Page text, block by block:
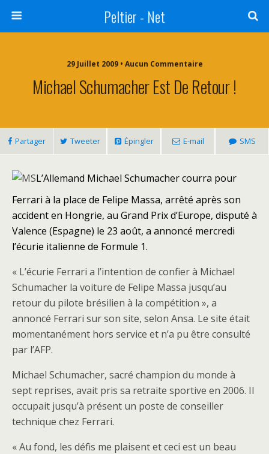
Peltier - Net
29 Juillet 2009 • Aucun Commentaire
Michael Schumacher Est De Retour !
Partager Tweeter Épingler E-mail SMS
L’Allemand Michael Schumacher courra pour
Ferrari à la place de Felipe Massa, arrêté après son
accident en Hongrie, au Grand Prix d’Europe, disputé à
Valence (Espagne) le 23 août, a annoncé mercredi
l’écurie italienne de Formule 1.
« L’écurie Ferrari a l’intention de confier à Michael
Schumacher la voiture de Felipe Massa jusqu’au
retour du pilote brésilien à la compétition », a
annoncé Ferrari sur son site, selon Ansa. Le site était
momentanément hors service et n’a pu être consulté
par l’AFP.
Michael Schumacher, sacré champion du monde à
sept reprises, avait pris sa retraite sportive en 2006. Il
occupait jusqu’à présent un poste de conseiller
technique chez Ferrari.
« Au fond, les défis me plaisent et ceci est un beau